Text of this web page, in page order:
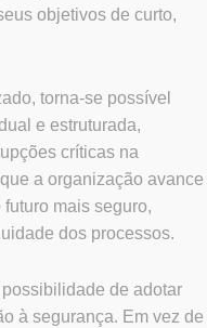
objetivos de curto,
torna-se possível
e estruturada,
críticas na
a organização avance
mais seguro,
dos processos.
de adotar
à segurança. Em vez de